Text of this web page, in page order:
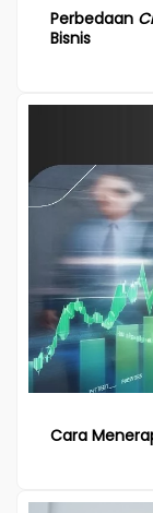
Perbedaan
Bisnis
Cara